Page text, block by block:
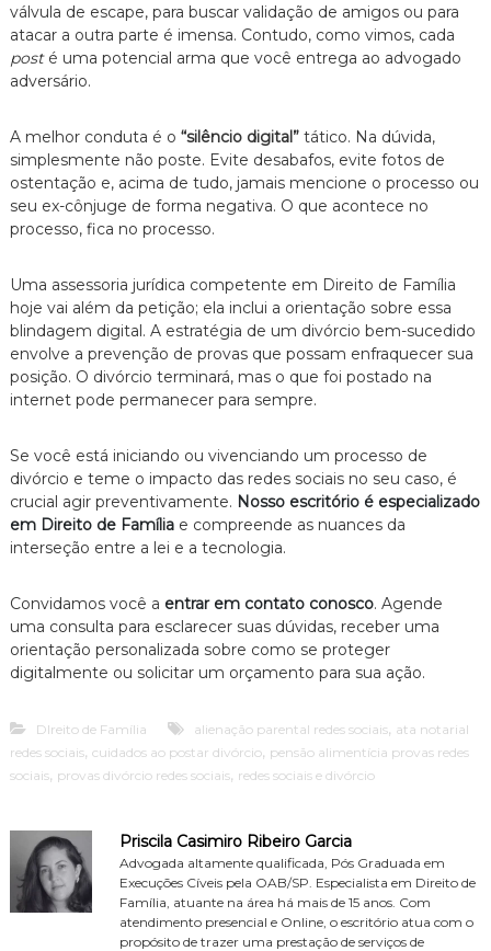
válvula de escape, para buscar validação de amigos ou para
atacar a outra parte é imensa. Contudo, como vimos, cada
posté uma potencial arma que você entrega ao advogado
adversário.
A melhor conduta é o “silêncio digital”tático. Na dúvida,
simplesmente não poste. Evite desabafos, evite fotos de
ostentação e, acima de tudo, jamais mencione o processo ou
seu ex-cônjuge de forma negativa. O que acontece no
processo, fica no processo.
Uma assessoria jurídica competente em Direito de Família
hoje vai além da petição; ela inclui a orientação sobre essa
blindagem digital. A estratégia de um divórcio bem-sucedido
envolve a prevenção de provas que possam enfraquecer sua
posição. O divórcio terminará, mas o que foi postado na
internet pode permanecer para sempre.
Se você está iniciando ou vivenciando um processo de
divórcio e teme o impacto das redes sociais no seu caso, é
crucial agir preventivamente. Nosso escritório é especializado
em Direito de Famíliae compreende as nuances da
interseção entre a lei e a tecnologia.
Convidamos você a entrar em contato conosco. Agende
uma consulta para esclarecer suas dúvidas, receber uma
orientação personalizada sobre como se proteger
digitalmente ou solicitar um orçamento para sua ação.
DIreito de Família alienação parental redes sociais, ata notarial
redes sociais, cuidados ao postar divórcio, pensão alimentícia provas redes
sociais, provas divórcio redes sociais, redes sociais e divórcio
Priscila Casimiro Ribeiro Garcia
Advogada altamente qualificada, Pós Graduada em
Execuções Cíveis pela OAB/SP. Especialista em Direito de
Família, atuante na área há mais de 15 anos. Com
atendimento presencial e Online, o escritório atua com o
propósito de trazer uma prestação de serviços de